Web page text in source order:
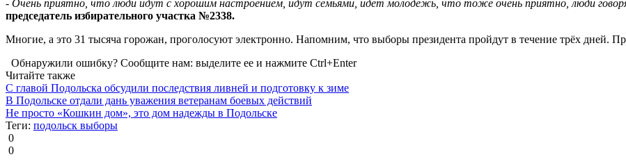
- Очень приятно, что люди идут с хорошим настроением, идут семьями, идёт молодежь, что тоже очень приятно, люди
председатель избирательного участка №2338.
Многие, а это 31 тысяча горожан, проголосуют электронно. Напомним, что выборы президента пройдут в течение трёх дней.
Обнаружили ошибку? Сообщите нам: выделите ее и нажмите Ctrl+Enter
Читайте также
С главой Подольска обсудили последствия ливней и подготовку к зиме
В Подольске отдали дань уважения ветеранам боевых действий
Не просто «Кошкин дом», это дом надежды в Подольске
Теги: подольск выборы
0
0